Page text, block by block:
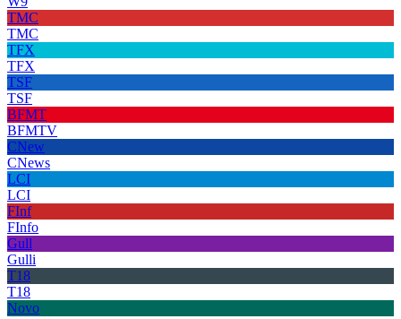
TMC
TMC
TFX
TFX
TSF
TSF
BFMT
BFMTV
CNew
CNews
LCI
LCI
FInf
FInfo
Gull
Gulli
T18
T18
Novo